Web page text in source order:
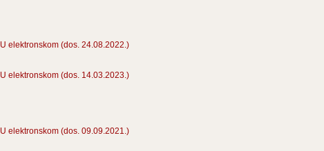
U elektronskom (dos. 24.08.2022.)
U elektronskom (dos. 14.03.2023.)
U elektronskom (dos. 09.09.2021.)